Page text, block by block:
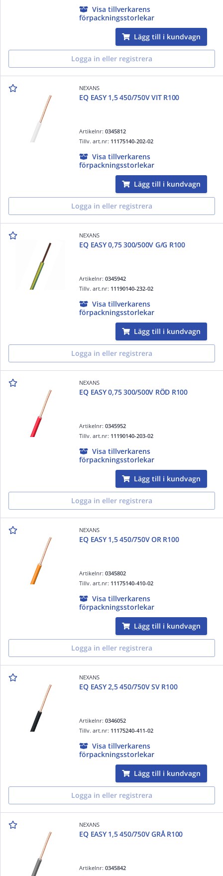
Visa tillverkarens
förpackningsstorlekar
Lägg till i kundvagn
Logga in eller registrera
NEXANS
EQ EASY 1,5 450/750V VIT R100
Artikelnr:0345812
Tillv. art.nr: 11175140-202-02
Visa tillverkarens
förpackningsstorlekar
Lägg till i kundvagn
Logga in eller registrera
NEXANS
EQ EASY 0,75 300/500V G/G R100
Artikelnr:0345942
Tillv. art.nr: 11190140-232-02
Visa tillverkarens
förpackningsstorlekar
Lägg till i kundvagn
Logga in eller registrera
NEXANS
EQ EASY 0,75 300/500V RÖD R100
Artikelnr:0345952
Tillv. art.nr: 11190140-203-02
Visa tillverkarens
förpackningsstorlekar
Lägg till i kundvagn
Logga in eller registrera
NEXANS
EQ EASY 1,5 450/750V OR R100
Artikelnr:0345802
Tillv. art.nr: 11175140-410-02
Visa tillverkarens
förpackningsstorlekar
Lägg till i kundvagn
Logga in eller registrera
NEXANS
EQ EASY 2,5 450/750V SV R100
Artikelnr:0346052
Tillv. art.nr: 11175240-411-02
Visa tillverkarens
förpackningsstorlekar
Lägg till i kundvagn
Logga in eller registrera
NEXANS
EQ EASY 1,5 450/750V GRÅ R100
Artikelnr:0345842